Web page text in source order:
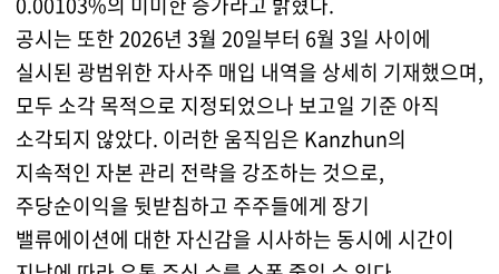
공시는 또한 2026년 3월 20일부터 6월 3일 사이에
실시된 광범위한 자사주 매입 내역을 상세히 기재했으며,
모두 소각 목적으로 지정되었으나 보고일 기준 아직
소각되지 않았다. 이러한 움직임은 Kanzhun의
지속적인 자본 관리 전략을 강조하는 것으로,
주당순이익을 뒷받침하고 주주들에게 장기
밸류에이션에 대한 자신감을 시사하는 동시에 시간이